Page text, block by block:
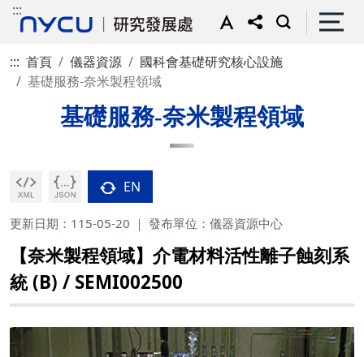
:::
::: 首頁 儀器資源
國科會基礎研究核心設施
基礎服務-奈米製程領域
基礎服務-奈米製程領域
EN
更新日期：115-05-20 發布單位：儀器資源中心
【奈米製程領域】介電材料活性離子蝕刻系
統 (B) / SEMI002500